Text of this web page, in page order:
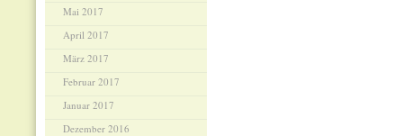
Mai 2017
April 2017
März 2017
Februar 2017
Januar 2017
Dezember 2016